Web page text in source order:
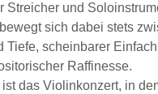
Streicher und
sich dabei stets
Tiefe, scheinbarer
Raffinesse.
das Violinkonzert, in